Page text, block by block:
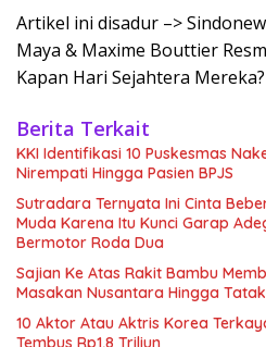
Artikel ini disadur –>
Maya & Maxime Bouttier
Kapan Hari Sejahtera Mereka?
Berita Terkait
KKI Identifikasi 10 Puskesmas
Nirempati Hingga Pasien BPJS
Sutradara Ternyata Ini Cinta
Muda Karena Itu Kunci Garap
Bermotor Roda Dua
Sajian Ke Atas Rakit Bambu
Masakan Nusantara Hingga
10 Aktor Atau Aktris Korea
Tembus Rp1,8 Triliun